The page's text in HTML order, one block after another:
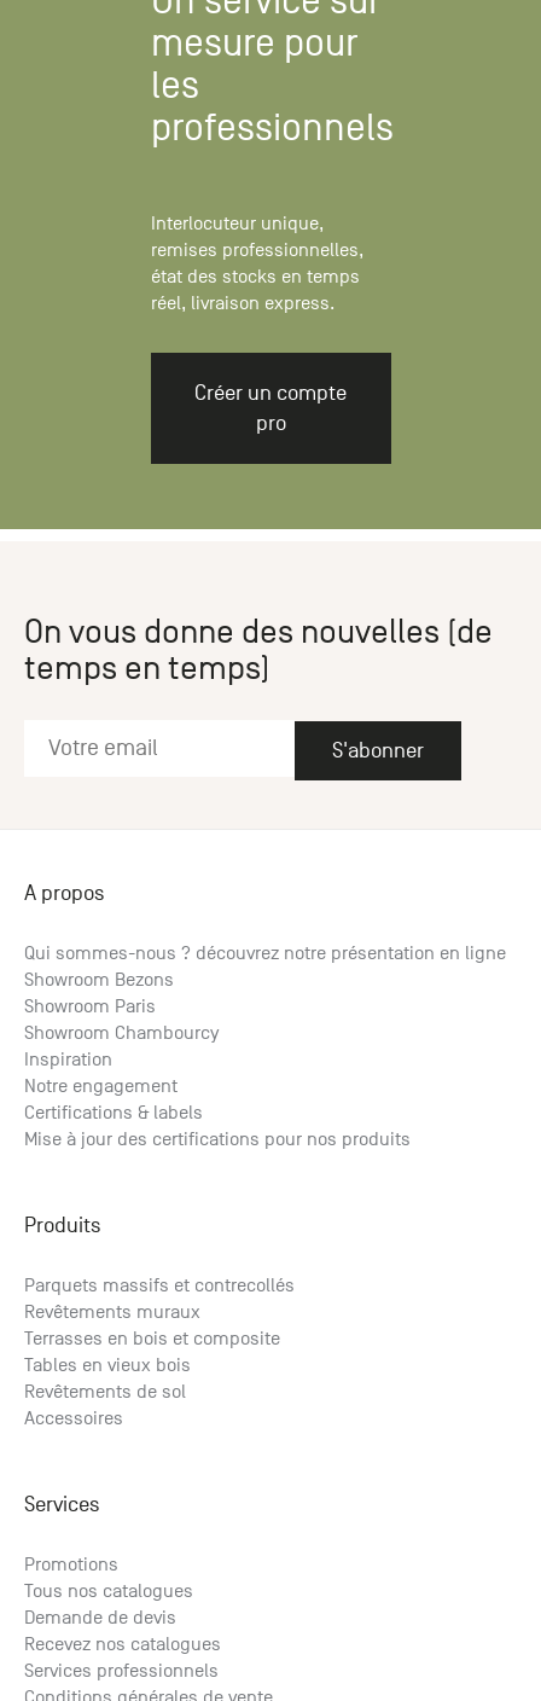
mesure pour
les
professionnels
Interlocuteur unique,
remises professionnelles,
état des stocks en temps
réel, livraison express.
Créer un compte
pro
On vous donne des nouvelles (de
temps en temps)
S'abonner
A propos
Qui sommes-nous ? découvrez notre présentation en ligne
Showroom Bezons
Showroom Paris
Showroom Chambourcy
Inspiration
Notre engagement
Certifications & labels
Mise à jour des certifications pour nos produits
Produits
Parquets massifs et contrecollés
Revêtements muraux
Terrasses en bois et composite
Tables en vieux bois
Revêtements de sol
Accessoires
Services
Promotions
Tous nos catalogues
Demande de devis
Recevez nos catalogues
Services professionnels